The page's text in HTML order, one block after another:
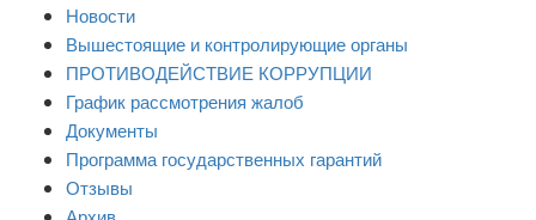
Новости
Вышестоящие и контролирующие органы
ПРОТИВОДЕЙСТВИЕ КОРРУПЦИИ
График рассмотрения жалоб
Документы
Программа государственных гарантий
Отзывы